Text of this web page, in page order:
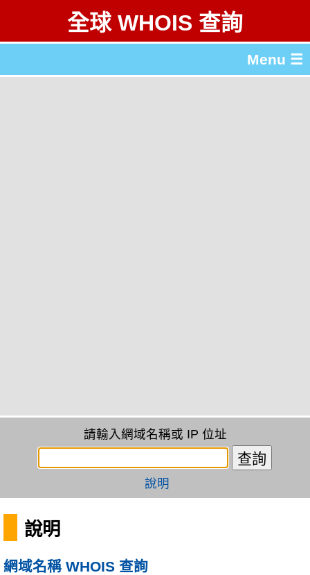
全球 WHOIS 查詢
Menu ☰
請輸入網域名稱或 IP 位址
說明
說明
網域名稱 WHOIS 查詢